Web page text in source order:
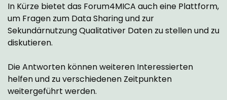
In Kürze bietet das Forum4MICA auch eine Plattform,
um Fragen zum Data Sharing und zur
Sekundärnutzung Qualitativer Daten zu stellen und zu
diskutieren.
Die Antworten können weiteren Interessierten
helfen und zu verschiedenen Zeitpunkten
weitergeführt werden.